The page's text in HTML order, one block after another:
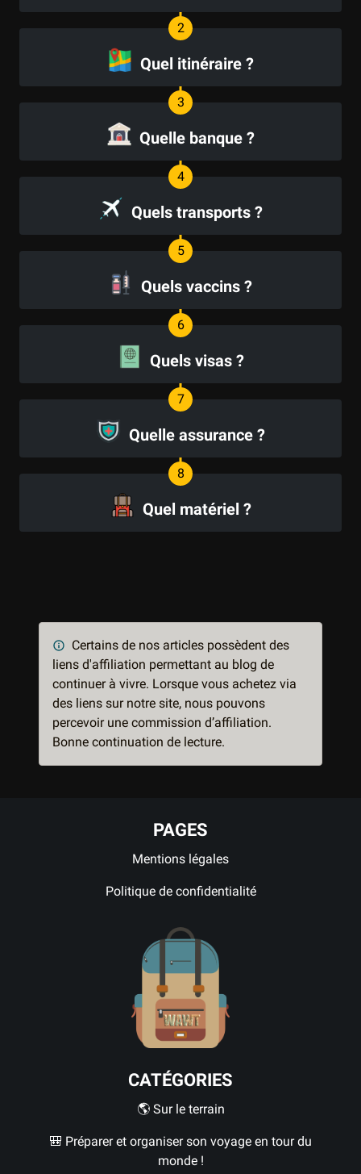
Quel itinéraire ?
Quelle banque ?
Quels transports ?
Quels vaccins ?
Quels visas ?
Quelle assurance ?
Quel matériel ?
Certains de nos articles possèdent des
liens d'affiliation permettant au blog de
continuer à vivre. Lorsque vous achetez via
des liens sur notre site, nous pouvons
percevoir une commission d’affiliation.
Bonne continuation de lecture.
PAGES
Mentions légales
Politique de confidentialité
CATÉGORIES
🌎 Sur le terrain
🎒 Préparer et organiser son voyage en tour du
monde !